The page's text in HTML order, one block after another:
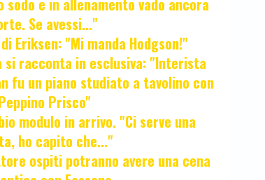
sodo e in allenamento vado ancora
Se avessi..."
di Eriksen: "Mi manda Hodgson!"
si racconta in esclusiva: "Interista
fu un piano studiato a tavolino con
Prisco"
modulo in arrivo. "Ci serve una
ho capito che..."
ospiti potranno avere una cena